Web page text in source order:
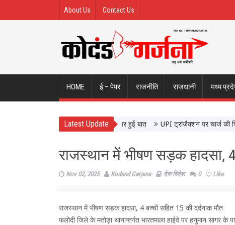
About Us Contact Us
HOME ई – पेपर राजनीति राजधानी मध्य
Latest Update
की मुलाकात, उत्तर प्रदेश के विकास पर हुई बात UPI ट्रांजैक्शन पर चार्ज की चिंता
राजस्थान में भीषण सड़क हादसा,
Nov 02, 2025 Kodand Garjana देश विदेश 0 Like
राजस्थान में भीषण सड़क हादसा, 4 बच्चों सहित 15 की दर्दनाक मौत
फलोदी जिले के मतोड़ा थानान्तर्गत भारतमाला हाईवे पर हनुमान